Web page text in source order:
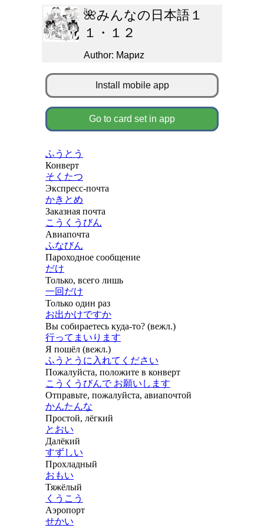
🌺みんなの日本語１
１・１２
Author: Мариz
Install mobile app
Go to card set in app
ふうとう
Конверт
そくたつ
Экспресс-почта
かきとめ
Заказная почта
こうくうびん
Авиапочта
ふなびん
Пароходное сообщение
だけ
Только, всего лишь
一回だけ
Только один раз
お出かけですか
Вы собираетесь куда-то? (вежл.)
行ってまいります
Я пошёл (вежл.)
ふうとうに入れてください
Пожалуйста, положите в конверт
こうくうびんで お願いします
Отправьте, пожалуйста, авиапочтой
かんたんな
Простой, лёгкий
とおい
Далёкий
すずしい
Прохладный
おもい
Тяжёлый
くうこう
Аэропорт
せかい